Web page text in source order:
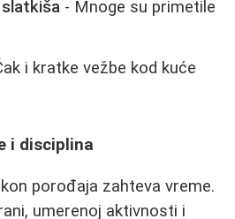
slatkiša - Mnoge su primetile
i kratke vežbe kod kuće
i disciplina
porođaja zahteva vreme.
umerenoj aktivnosti i